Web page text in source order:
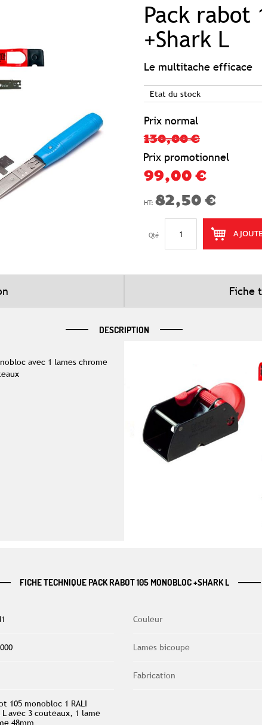
Pack rabot
+Shark L
Le multitache efficace
Etat du stock
Prix normal
130,00 €
Prix promotionnel
99,00 €
82,50 €
Qté
Fiche
DESCRIPTION
avec 1 lames chrome
FICHE TECHNIQUE PACK RABOT 105 MONOBLOC +SHARK L
105 monobloc 1 RALI
L avec 3 couteaux, 1 lame
48mm
Couleur
Lames bicoupe
Fabrication